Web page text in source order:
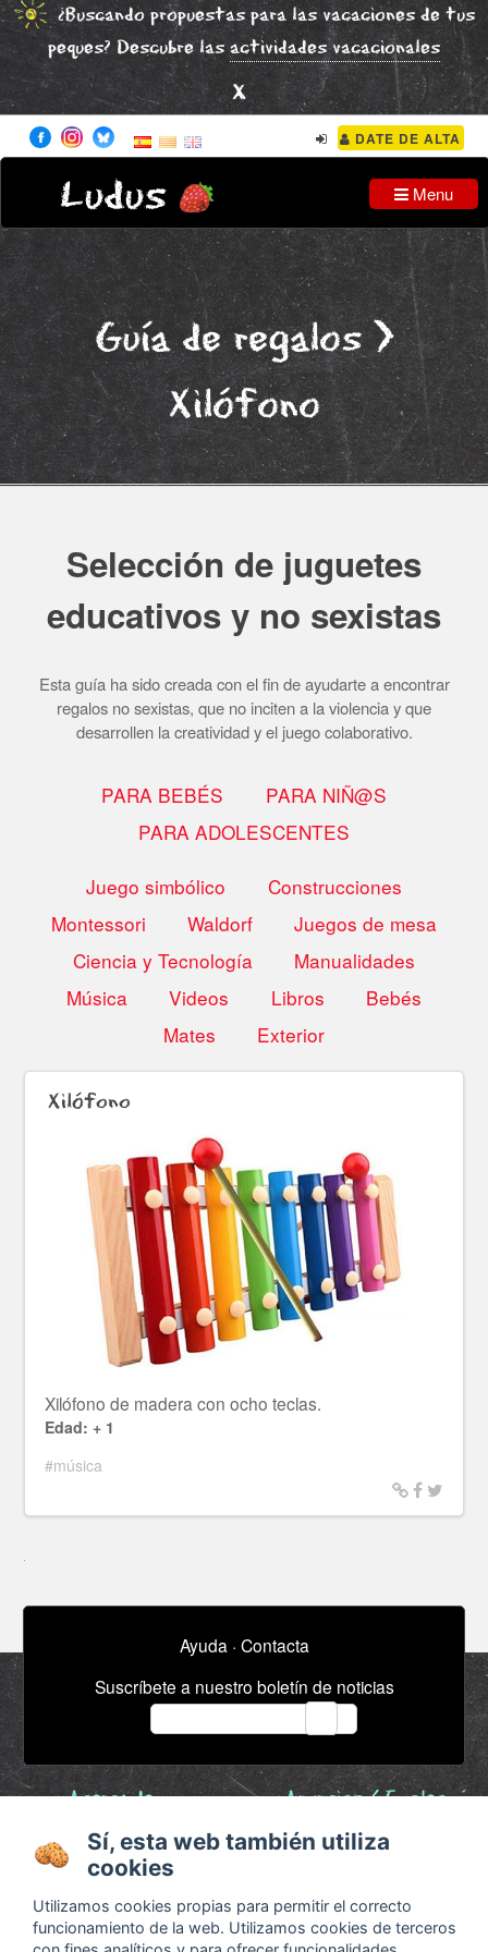
¿Buscando propuestas para las vacaciones de tus
peques? Descubre lasactividades vacacionales
x
DATE DE ALTA
Ludus Menu
Guía de regalos>
Xilófono
Selección de juguetes
educativos y no sexistas
Esta guía ha sido creada con el fin de ayudarte a encontrar
regalos no sexistas, que no inciten a la violencia y que
desarrollen la creatividad y el juego colaborativo.
PARA BEBÉS
PARA NIÑ@S
PARA ADOLESCENTES
Juego simbólico
Construcciones
Montessori
Waldorf
Juegos de mesa
Ciencia y Tecnología
Manualidades
Música
Videos Libros
Bebés
Mates
Exterior
Xilófono
Xilófono de madera con ocho teclas.
Edad: + 1
#música
Ayuda · Contacta
Suscríbete a nuestro boletín de noticias
Acerca de
Términos y
condiciones
Configurar cookies
Agenda
Anuncios / Empleo
Timeline
Sí, esta web también utiliza
cookies
Utilizamos cookies propias para permitir el correcto
funcionamiento de la web. Utilizamos cookies de terceros